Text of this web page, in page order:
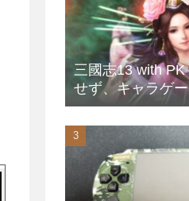
三國志13 with
せず、キャラゲ